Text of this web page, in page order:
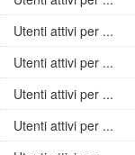
Utenti attivi per ...
Utenti attivi per ...
Utenti attivi per ...
Utenti attivi per ...